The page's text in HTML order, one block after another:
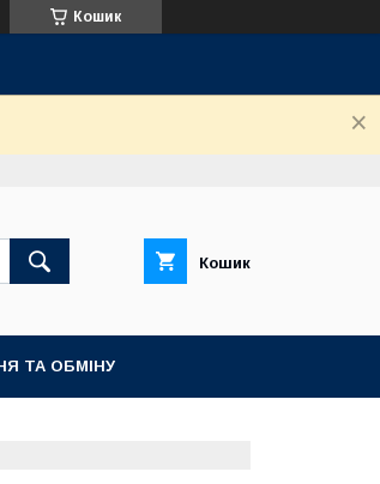
Кошик
Кошик
ТА ОБМІНУ